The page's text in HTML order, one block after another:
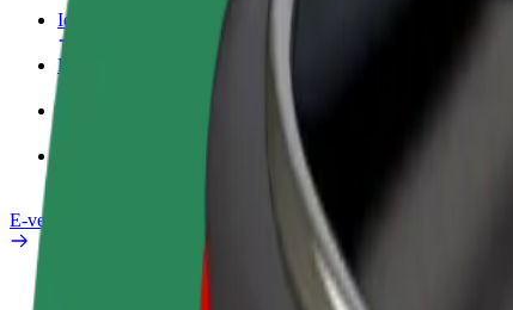
Ieguvumi
Darba Profils
E-velosipēdi
Drošības laboratorija